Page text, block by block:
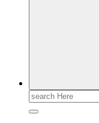
Search